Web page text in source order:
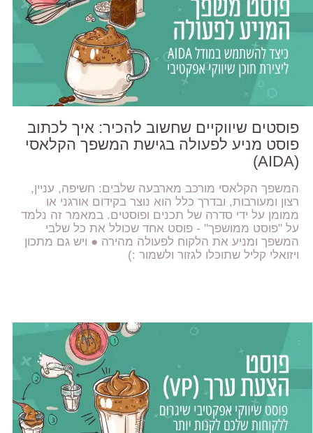
פוסטים שיווקיים שחשוב להכיר: איך לכתוב
פוסט מניע לפעולה בגישת המשפך הקלאסי
(AIDA)
המשפך הקלאסי מורכב מארבעה שלבים: חשיפה, עניין,
רצון ומעורבות, ובדרך כלל הוא נוצר בקידום אורגני או
ממומן על ידי סדרה של תכנים ופוסטים. במאמר זה נלמד
על "פוסט ממושפך" - פוסט אחד שכולל את כל שלבי
המשפך ומניע את הלקוח לפעולה מהירה ● ויש גם מתכון
ויזואלי קליל שתוכלו לגזור ולשמור :)